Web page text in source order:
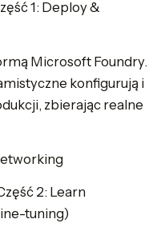
1: Deploy &
Microsoft Foundry.
konfigurują i
zbierając realne
2: Learn
tuning)